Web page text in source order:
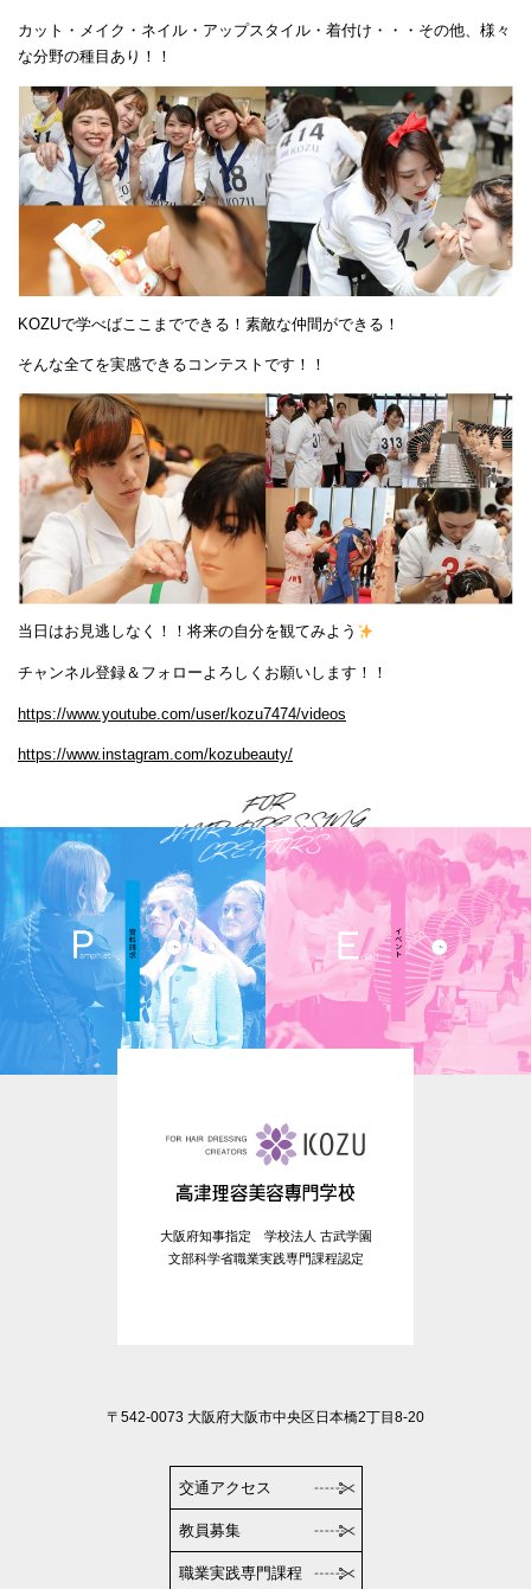
カット・メイク・ネイル・アップスタイル・着付け・・・その他、様々
な分野の種目あり！！
KOZUで学べばここまでできる！素敵な仲間ができる！
そんな全てを実感できるコンテストです！！
当日はお見逃しなく！！将来の自分を観てみよう
チャンネル登録＆フォローよろしくお願いします！！
https://www.youtube.com/user/kozu7474/videos
https://www.instagram.com/kozubeauty/
大阪府知事指定 学校法人 古武学園
文部科学省職業実践専門課程認定
〒542-0073 大阪府大阪市中央区日本橋2丁目8-20
交通アクセス
教員募集
職業実践専門課程